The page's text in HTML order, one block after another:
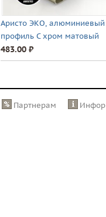
Аристо ЭКО, алюминиевый
профиль С хром матовый
483.00 ⃏
Партнерам